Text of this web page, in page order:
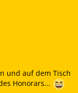
und auf dem Tisch
Honorars...